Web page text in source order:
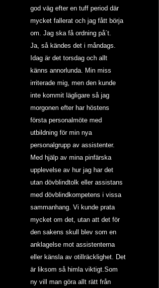
god väg efter en tuff period där
mycket fallerat och jag fått börja
om. Jag ska få ordning på´t.
Ja, så kändes det i måndags.
Idag är det torsdag och allt
känns annorlunda. Min miss
irriterade mig, men den kunde
inte kommit lägligare så jag
morgonen efter har höstens
första personalmöte med
utbildning för min nya
personalgrupp av assistenter.
Med hjälp av mina pinfärska
upplevelse av hur jag har det
utan dövblindtolk eller assistans
med dövblindkompetens i vissa
sammanhang. Vi kunde prata
mycket om det, utan att det för
den sakens skull blev som en
anklagelse mot assistenterna
eller känsla av otillräcklighet. Det
är liksom så himla viktigt.Som
ny vill man göra allt rätt från